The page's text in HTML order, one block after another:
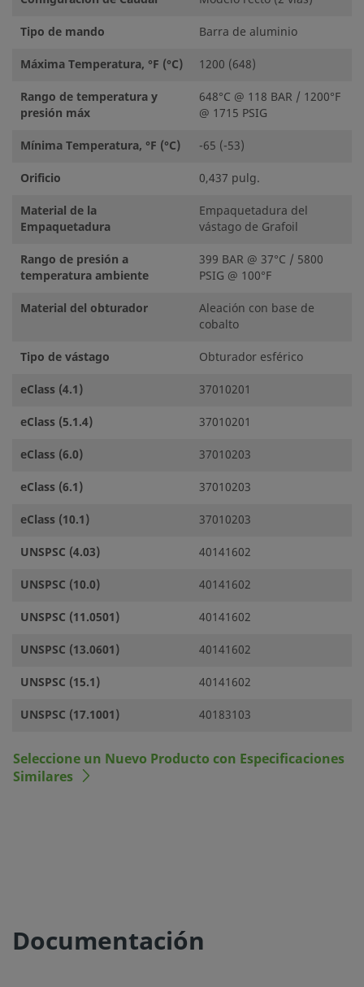
Tipo de mando
Barra de aluminio
Máxima Temperatura, °F (°C)
1200 (648)
Rango de temperatura y
presión máx
648°C @ 118 BAR / 1200°F
@ 1715 PSIG
Mínima Temperatura, °F (°C)
-65 (-53)
Orificio
0,437 pulg.
Material de la
Empaquetadura
Empaquetadura del
vástago de Grafoil
Rango de presión a
temperatura ambiente
399 BAR @ 37°C / 5800
PSIG @ 100°F
Material del obturador
Aleación con base de
cobalto
Tipo de vástago
Obturador esférico
eClass (4.1)
37010201
eClass (5.1.4)
37010201
eClass (6.0)
37010203
eClass (6.1)
37010203
eClass (10.1)
37010203
UNSPSC (4.03)
40141602
UNSPSC (10.0)
40141602
UNSPSC (11.0501)
40141602
UNSPSC (13.0601)
40141602
UNSPSC (15.1)
40141602
UNSPSC (17.1001)
40183103
Seleccione un Nuevo Producto con Especificaciones
Similares
Documentación